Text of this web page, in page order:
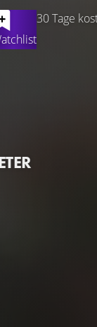
30 Tage